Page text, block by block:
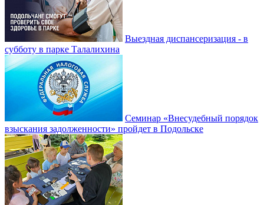
Выездная диспансеризация - в
субботу в парке Талалихина
Семинар «Внесудебный порядок
взыскания задолженности» пройдет в Подольске